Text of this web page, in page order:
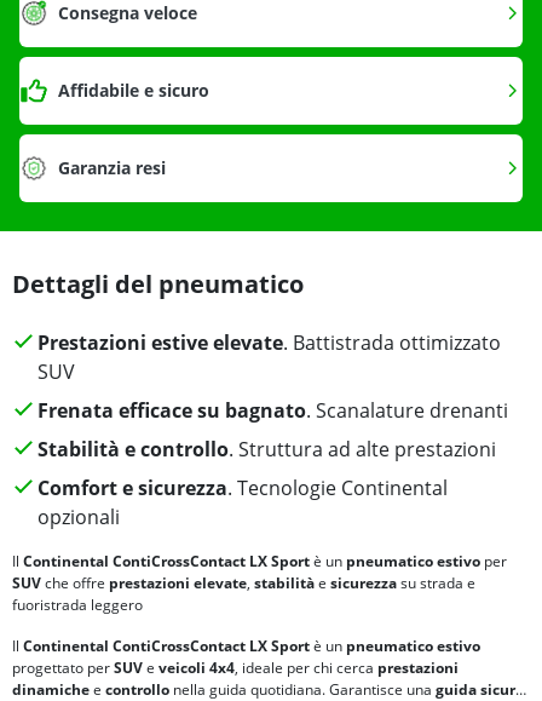
Consegna veloce
Affidabile e sicuro
Garanzia resi
Dettagli del pneumatico
Prestazioni estive elevate. Battistrada ottimizzato
SUV
Frenata efficace su bagnato. Scanalature drenanti
Stabilità e controllo. Struttura ad alte prestazioni
Comfort e sicurezza. Tecnologie Continental
opzionali
Il Continental ContiCrossContact LX Sportè un pneumatico estivo per
SUVche offre prestazioni elevate, stabilitàe sicurezzasu strada e
fuoristrada leggero
Il Continental ContiCrossContact LX Sportè un pneumatico estivo
progettato perSUVe veicoli 4x4, ideale per chi cerca prestazioni
dinamichee controllo nella guida quotidiana. Garantisce una guida sicura